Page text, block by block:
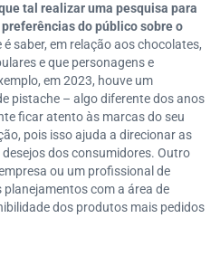
tal realizar uma pesquisa para
do público sobre o
saber, em relação aos chocolates,
e que personagens e
em 2023, houve um
pistache – algo diferente dos anos
ficar atento às marcas do seu
pois isso ajuda a direcionar as
dos consumidores. Outro
ou um profissional de
planejamentos com a área de
dos produtos mais pedidos